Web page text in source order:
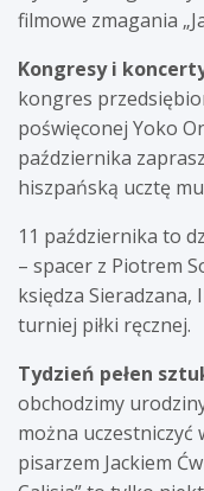
filmowe zmagania
Kongresy i
kongres
poświęconej Yoko
października
hiszpańską ucztę
11 października to
– spacer z Piotrem
księdza Sieradzana,
turniej piłki ręcznej.
Tydzień pełen
obchodzimy
można uczestniczyć
pisarzem Jackiem